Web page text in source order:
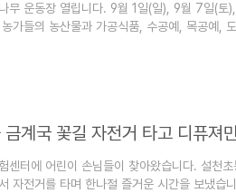
무 운동장 열립니다. 9월 1일(일), 9월 7일(
가들의 농산물과 가공식품, 수공예, 목공예,
략하고 있는 지역 청소년들이 진행하는 ‘반디
계국 꽃길 자전거 타고 디퓨져
센터에 어린이 손님들이 찾아왔습니다. 설천
자전거를 타며 한나절 즐거운 시간을 보냈습